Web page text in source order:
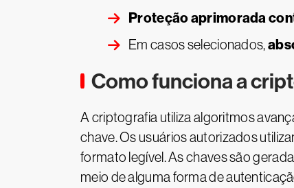
Proteção aprimorada
Em casos selecionados,
Como funciona a
A criptografia utiliza algoritmos
chave. Os usuários autorizados
formato legível. As chaves são
meio de alguma forma de